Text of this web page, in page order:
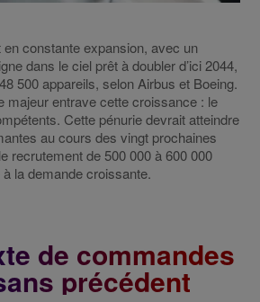
constante expansion, avec un
dans le ciel prêt à doubler d’ici 2044,
500 appareils, selon Airbus et Boeing.
majeur entrave cette croissance : le
Cette pénurie devrait atteindre
au cours des vingt prochaines
recrutement de 500 000 à 600 000
la demande croissante.
de commandes
précédent